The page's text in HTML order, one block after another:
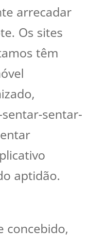
arrecadar
Os sites
têm
sentar-
aptidão.
concebido,